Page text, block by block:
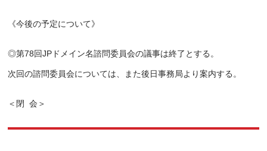
《今後の予定について》
◎第78回JPドメイン名諮問委員会の議事は終了とする。
次回の諮問委員会については、また後日事務局より案内する。